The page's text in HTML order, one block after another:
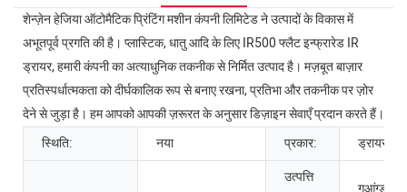
शेन्ज़ेन हेजिया ऑटोमैटिक प्रिंटिंग मशीन कंपनी लिमिटेड ने उत्पादों के विकास में
अभूतपूर्व प्रगति की है। प्लास्टिक, धातु आदि के लिए IR500 फ्लैट इन्फ्रारेड IR
ड्रायर, हमारी कंपनी का अत्याधुनिक तकनीक से निर्मित उत्पाद है। मज़बूत बाज़ार
प्रतिस्पर्धात्मकता को दीर्घकालिक रूप से बनाए रखना, प्रतिभा और तकनीक पर ज़ोर
देने से जुड़ा है। हम आपको आपकी ज़रूरत के अनुसार डिज़ाइन सेवाएँ प्रदान करते हैं।
स्थिति:
नया प्रकार: ड्रायर
उत्पत्ति